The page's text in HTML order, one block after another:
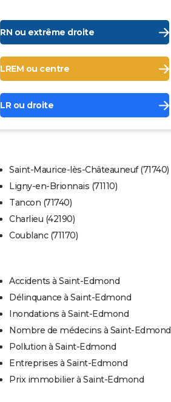
RN ou extrême droite
LREM ou centre
LR ou droite
Saint-Maurice-lès-Châteauneuf (71740)
Ligny-en-Brionnais (71110)
Tancon (71740)
Charlieu (42190)
Coublanc (71170)
Accidents à Saint-Edmond
Délinquance à Saint-Edmond
Inondations à Saint-Edmond
Nombre de médecins à Saint-Edmond
Pollution à Saint-Edmond
Entreprises à Saint-Edmond
Prix immobilier à Saint-Edmond